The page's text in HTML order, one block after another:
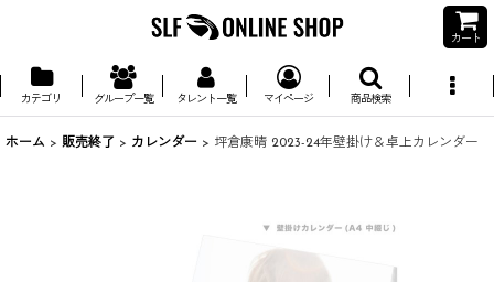
カート
カテゴリ グループ一覧 タレント一覧 マイページ 商品検索
ホーム > 販売終了 > カレンダー > 坪倉康晴 2023-24年壁掛け＆卓上カレンダー